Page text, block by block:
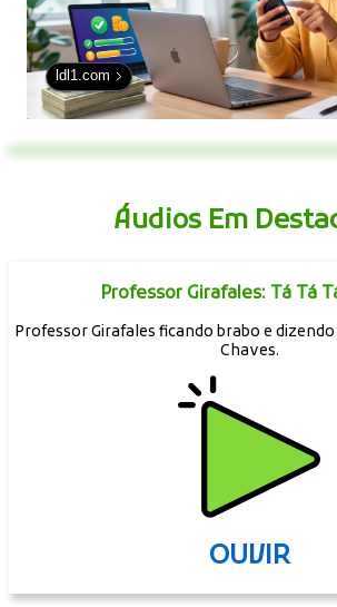
ldl1.com
Áudios Em
Professor Girafales: Tá Tá
Professor Girafales ficando brabo e
Chaves.
OUVIR